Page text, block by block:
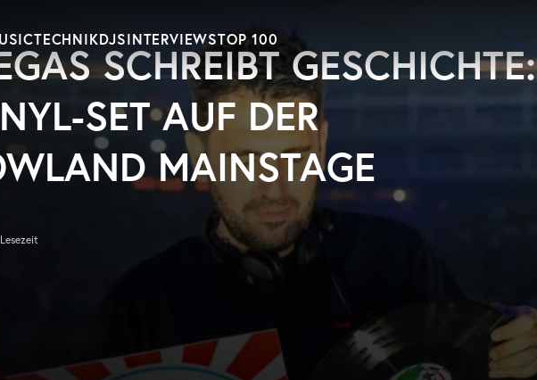
TECHNIKDJSINTERVIEWSTOP 100
SCHREIBT GESCHICHTE:
SET AUF DER
MAINSTAGE